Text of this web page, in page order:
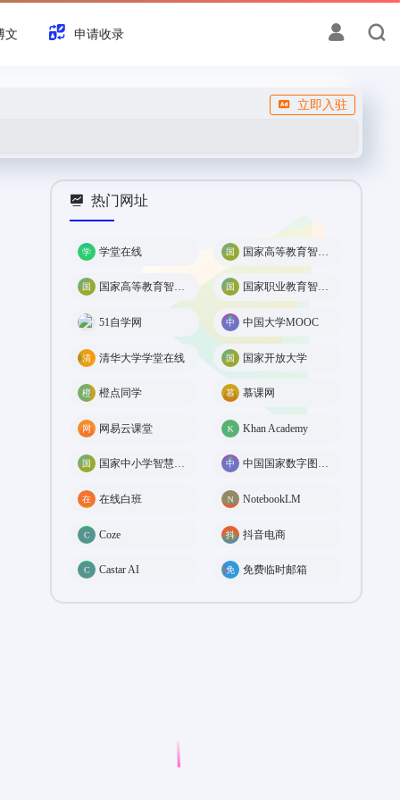
文 申请收录
立即入驻
热门网址
学堂在线
国家高等教育智慧教育平台 国家职业教育智慧教育平台
51自学网 中国大学MOOC
清华大学学堂在线 国家开放大学
橙点同学 慕课网
网易云课堂 Khan Academy
国家中小学智慧教育平台 中国国家数字图书馆
在线白班 NotebookLM
Coze 抖音电商
Castar AI 免费临时邮箱